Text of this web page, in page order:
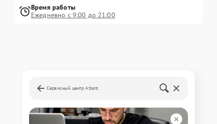
Время работы
Ежедневно с 9:00 до 21:00
Сервисный центр Atlant